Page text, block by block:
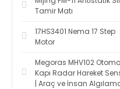
Tamir Matı
17HS3401 Nema 17 Step
Motor
Megoras MHV102
Kapı Radar Hareket
| Araç ve İnsan